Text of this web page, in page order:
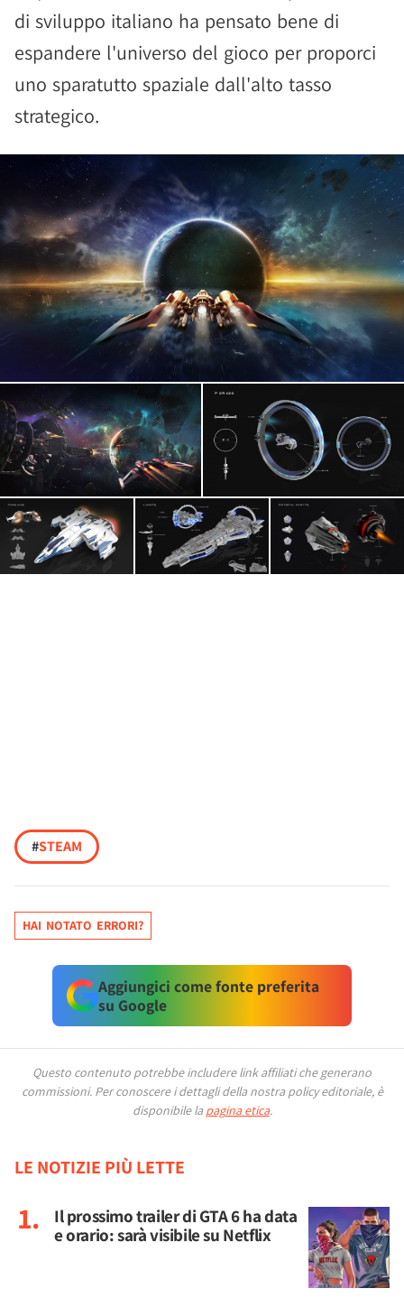
di sviluppo italiano ha pensato bene di
espandere l'universo del gioco per proporci
uno sparatutto spaziale dall'alto tasso
strategico.
#STEAM
HAI NOTATO ERRORI?
Aggiungici come fonte preferita
su Google
Questo contenuto potrebbe includere link affiliati che generano
commissioni. Per conoscere i dettagli della nostra policy editoriale, è
disponibile la pagina etica.
LE NOTIZIE PIÙ LETTE
Il prossimo trailer di GTA 6 ha data
e orario: sarà visibile su Netflix